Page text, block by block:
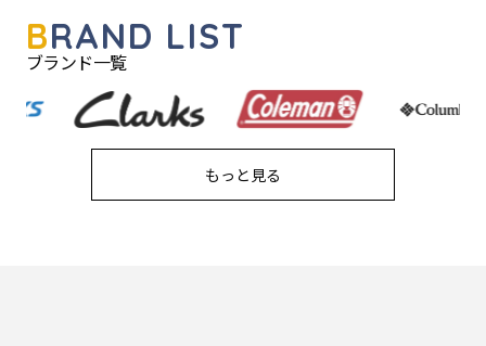
BRAND LIST
ブランド一覧
もっと見る